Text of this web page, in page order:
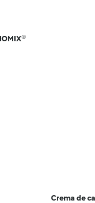
Crema de